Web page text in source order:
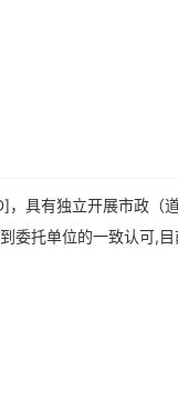
具有独立开展市政（
委托单位的一致认可,